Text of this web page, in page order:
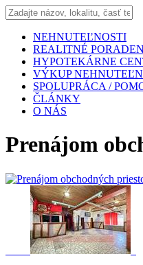
NEHNUTEĽNOSTI
REALITNÉ
HYPOTEKÁRNE
VÝKUP
SPOLUPRÁCA /
ČLÁNKY
O NÁS
Prenájom